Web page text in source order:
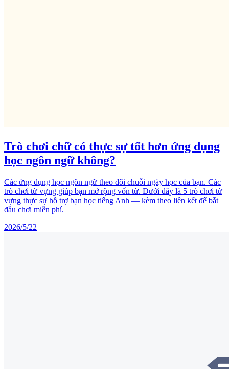
Trò chơi chữ có thực sự tốt hơn ứng dụng
học ngôn ngữ không?
Các ứng dụng học ngôn ngữ theo dõi chuỗi ngày học của bạn. Các
trò chơi từ vựng giúp bạn mở rộng vốn từ. Dưới đây là 5 trò chơi từ
vựng thực sự hỗ trợ bạn học tiếng Anh — kèm theo liên kết để bắt
đầu chơi miễn phí.
2026/5/22